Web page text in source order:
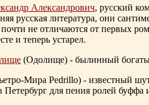
Александрович, русский
русская литература, они
не отличаются от первых
и теперь устарел.
(Одолище) - былинный
Мира Pedrillo) - известный
для пения ролей буффа